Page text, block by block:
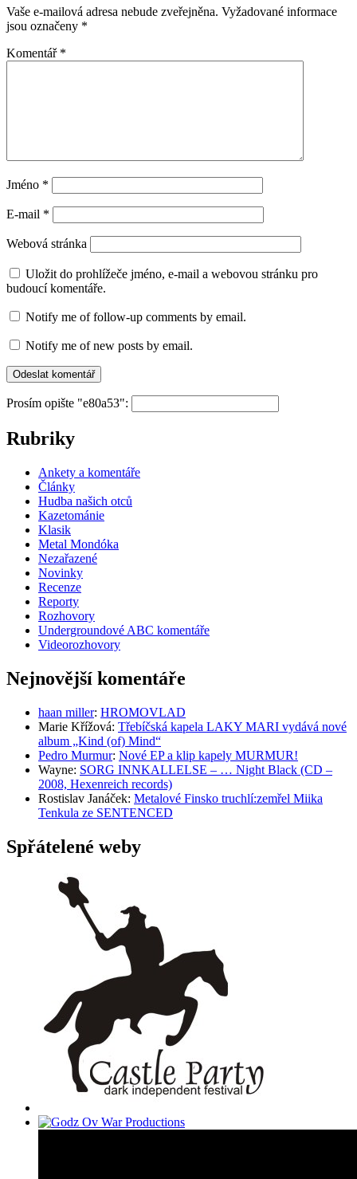
Vaše e-mailová adresa nebude zveřejněna. Vyžadované informace
jsou označeny *
Komentář *
Jméno *
E-mail *
Webová stránka
Uložit do prohlížeče jméno, e-mail a webovou stránku pro
budoucí komentáře.
Notify me of follow-up comments by email.
Notify me of new posts by email.
Prosím opište "e80a53":
Rubriky
Ankety a komentáře
Články
Hudba našich otců
Kazetománie
Klasik
Metal Mondóka
Nezařazené
Novinky
Recenze
Reporty
Rozhovory
Undergroundové ABC komentáře
Videorozhovory
Nejnovější komentáře
haan miller: HROMOVLAD
Marie Křížová: Třebíčská kapela LAKY MARI vydává nové
album „Kind (of) Mind“
Pedro Murmur: Nové EP a klip kapely MURMUR!
Wayne: SORG INNKALLELSE – … Night Black (CD –
2008, Hexenreich records)
Rostislav Janáček: Metalové Finsko truchlí:zemřel Miika
Tenkula ze SENTENCED
Spřátelené weby